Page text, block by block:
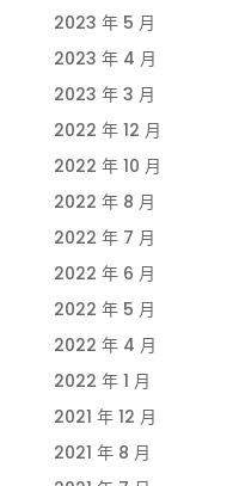
2023 年 5 月
2023 年 4 月
2023 年 3 月
2022 年 12 月
2022 年 10 月
2022 年 8 月
2022 年 7 月
2022 年 6 月
2022 年 5 月
2022 年 4 月
2022 年 1 月
2021 年 12 月
2021 年 8 月